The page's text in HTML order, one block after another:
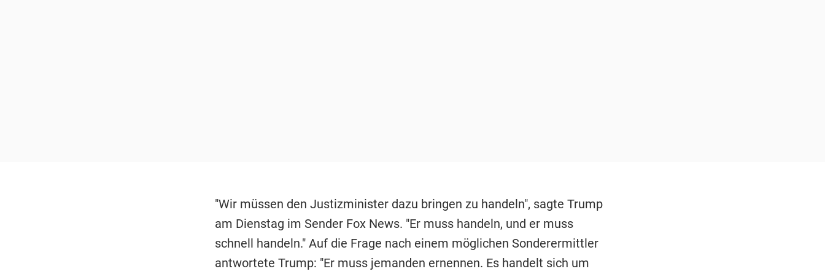
"Wir müssen den Justizminister dazu bringen zu handeln", sagte Trump
am Dienstag im Sender Fox News. "Er muss handeln, und er muss
schnell handeln." Auf die Frage nach einem möglichen Sonderermittler
antwortete Trump: "Er muss jemanden ernennen. Es handelt sich um